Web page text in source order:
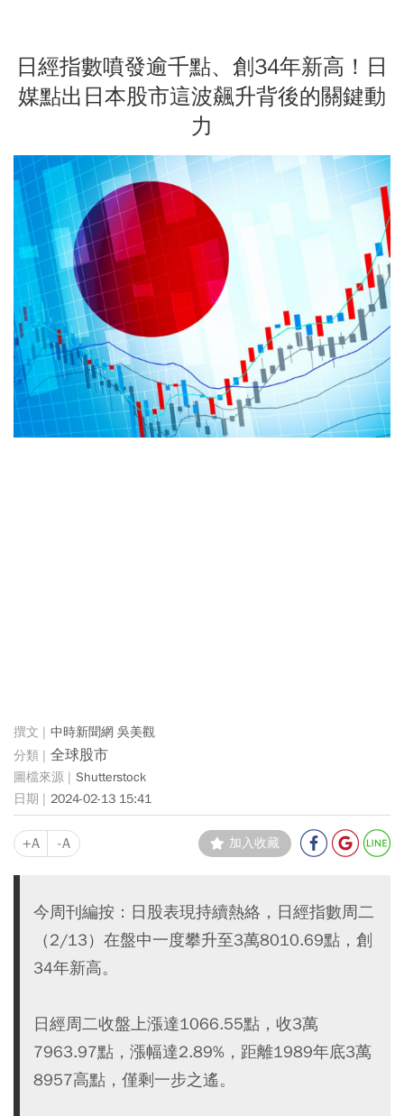
日經指數噴發逾千點、創34年新高！日
媒點出日本股市這波飆升背後的關鍵動
力
中時新聞網 吳美觀
全球股市
Shutterstock
2024-02-13 15:41
+A -A 加入收藏
今周刊編按：日股表現持續熱絡，日經指數周二
（2/13）在盤中一度攀升至3萬8010.69點，創
34年新高。
日經周二收盤上漲達1066.55點，收3萬
7963.97點，漲幅達2.89%，距離1989年底3萬
8957高點，僅剩一步之遙。